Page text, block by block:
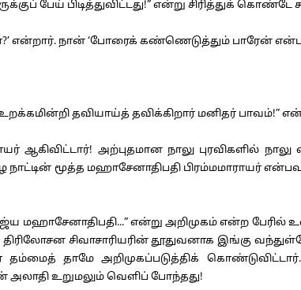
பிடித்துவிட்டது!” என்று சிரித்துக் கொண்டே
என்றார். நான் ‘போரைக் கண்ணெடுத்தும் பாரேன்
தவியாய்த் தவிக்கிறார் மனிதர் பாவம்!”
அற்புதமான நாலு புரவிகளில் நாலு
மூத்த மஹாசேனாதிபதி பிரம்மமாராயர்
என்று அறிமுகம் என்ற பேரில்
சிவாசாரியரின் தூதுவனாக இங்கு
தாமே அறிமுகப்படுத்திக்
அலாதி உறுமலும் வெளிப் போந்தது!